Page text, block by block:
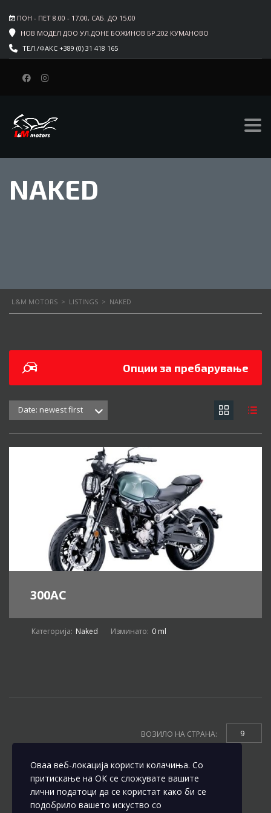
ПОН - ПЕТ 8.00 - 17.00, САБ. ДО 15.00
НОВ МОДЕЛ ДОО УЛ.ДОНЕ БОЖИНОВ БР.202 КУМАНОВО
ТЕЛ./ФАКС +389 (0) 31 418 165
NAKED
L&M MOTORS > LISTINGS > NAKED
Опции за пребарување
Date: newest first
300AC
Категорија: Naked Изминато: 0 ml
ВОЗИЛО НА СТРАНА: 9
Оваа веб-локација користи колачиња. Со
притискање на ОК се сложувате вашите
лични податоци да се користат како би се
подобрило вашето искуство со